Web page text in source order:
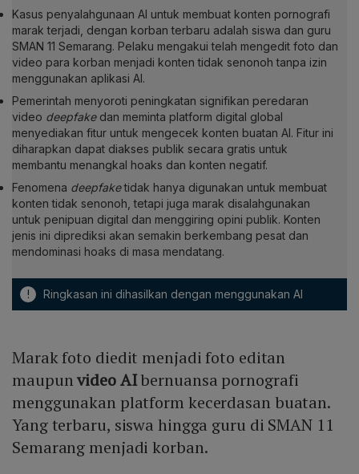
Kasus penyalahgunaan AI untuk membuat konten pornografi
marak terjadi, dengan korban terbaru adalah siswa dan guru
SMAN 11 Semarang. Pelaku mengakui telah mengedit foto dan
video para korban menjadi konten tidak senonoh tanpa izin
menggunakan aplikasi AI.
Pemerintah menyoroti peningkatan signifikan peredaran
video deepfakedan meminta platform digital global
menyediakan fitur untuk mengecek konten buatan AI. Fitur ini
diharapkan dapat diakses publik secara gratis untuk
membantu menangkal hoaks dan konten negatif.
Fenomena deepfaketidak hanya digunakan untuk membuat
konten tidak senonoh, tetapi juga marak disalahgunakan
untuk penipuan digital dan menggiring opini publik. Konten
jenis ini diprediksi akan semakin berkembang pesat dan
mendominasi hoaks di masa mendatang.
! Ringkasan ini dihasilkan dengan menggunakan AI
Marak foto diedit menjadi foto editan
maupunvideo AIbernuansa pornografi
menggunakan platform kecerdasan buatan.
Yang terbaru, siswa hingga guru di SMAN 11
Semarang menjadi korban.